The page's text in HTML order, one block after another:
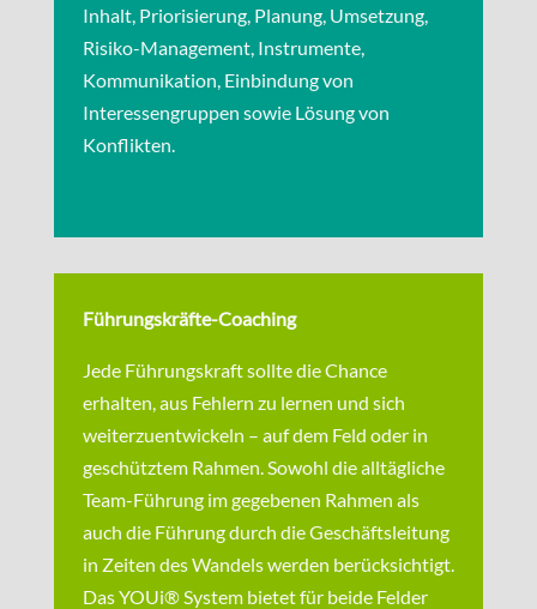
Inhalt, Priorisierung, Planung, Umsetzung,
Risiko-Management, Instrumente,
Kommunikation, Einbindung von
Interessengruppen sowie Lösung von
Konflikten.
Führungskräfte-Coaching
Jede Führungskraft sollte die Chance
erhalten, aus Fehlern zu lernen und sich
weiterzuentwickeln – auf dem Feld oder in
geschütztem Rahmen. Sowohl die alltägliche
Team-Führung im gegebenen Rahmen als
auch die Führung durch die Geschäftsleitung
in Zeiten des Wandels werden berücksichtigt.
Das YOUi® System bietet für beide Felder